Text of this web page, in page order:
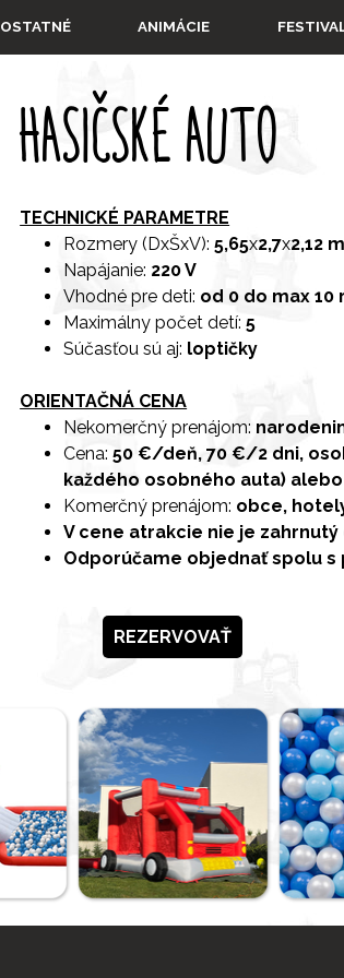
Preskočiť menu
▼
OSTATNÉ ▼
ANIMÁCIE ▼
HASIČSKÉ AUTO
TECHNICKÉ PARAMETRE
Rozmery (DxŠxV):5,65x2,7x2,12 m
Napájanie: 220 V
Vhodné pre deti: od 0 do max 10
Maximálny počet detí:5
Súčasťou sú aj: loptičky
ORIENTAČNÁ CENA
Nekomerčný prenájom:
Cena:50 €/deň, 70 €/2 dni,
každého osobného auta)
Komerčný prenájom: obce,
V cene atrakcie nie je
Odporúčame objednať spolu
REZERVOVAŤ